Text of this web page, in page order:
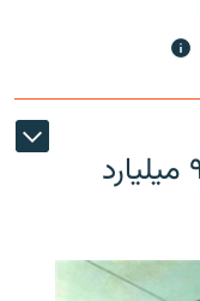
بانک مرکزی ایران گم شدن ۹ میلیارد